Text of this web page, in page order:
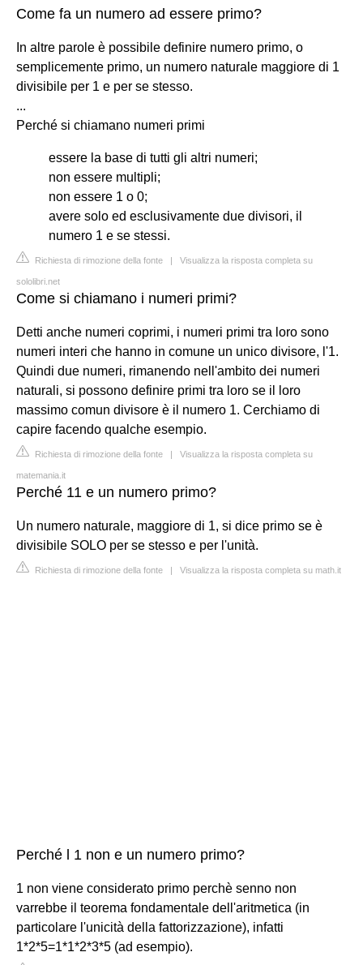
Come fa un numero ad essere primo?
In altre parole è possibile definire numero primo, o
semplicemente primo, un numero naturale maggiore di 1
divisibile per 1 e per se stesso.
...
Perché si chiamano numeri primi
essere la base di tutti gli altri numeri;
non essere multipli;
non essere 1 o 0;
avere solo ed esclusivamente due divisori, il
numero 1 e se stessi.
Richiesta di rimozione della fonte | Visualizza la risposta completa su
sololibri.net
Come si chiamano i numeri primi?
Detti anche numeri coprimi, i numeri primi tra loro sono
numeri interi che hanno in comune un unico divisore, l'1.
Quindi due numeri, rimanendo nell'ambito dei numeri
naturali, si possono definire primi tra loro se il loro
massimo comun divisore è il numero 1. Cerchiamo di
capire facendo qualche esempio.
Richiesta di rimozione della fonte | Visualizza la risposta completa su
matemania.it
Perché 11 e un numero primo?
Un numero naturale, maggiore di 1, si dice primo se è
divisibile SOLO per se stesso e per l'unità.
Richiesta di rimozione della fonte | Visualizza la risposta completa su math.it
Perché l 1 non e un numero primo?
1 non viene considerato primo perchè senno non
varrebbe il teorema fondamentale dell'aritmetica (in
particolare l'unicità della fattorizzazione), infatti
1*2*5=1*1*2*3*5 (ad esempio).